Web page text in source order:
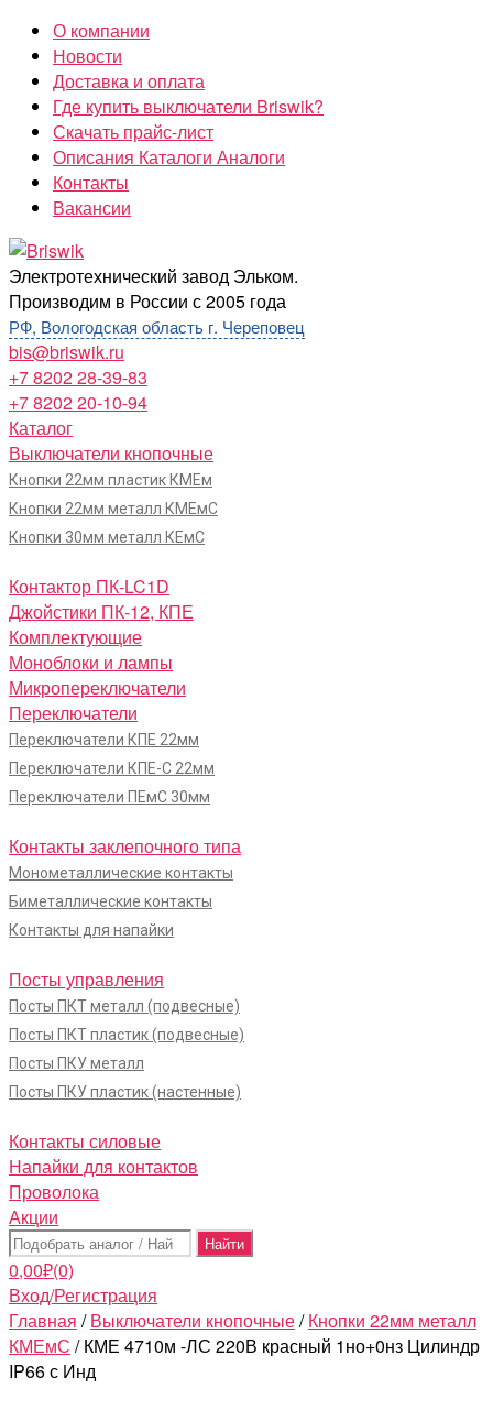
Перейти
содержимому
О компании
Новости
Доставка и оплата
Где купить выключатели Briswik?
Скачать прайс-лист
Описания Каталоги Аналоги
Контакты
Вакансии
Briswik
Электротехнический завод Эльком.
Производим в России с 2005 года
РФ, Вологодская область г. Череповец
bis@briswik.ru
+7 8202 28-39-83
+7 8202 20-10-94
Каталог
Выключатели кнопочные
Кнопки 22мм пластик КМЕм
Кнопки 22мм металл КМЕмС
Кнопки 30мм металл КЕмС
Контактор ПК-LC1D
Джойстики ПК-12, КПЕ
Комплектующие
Моноблоки и лампы
Микропереключатели
Переключатели
Переключатели КПЕ 22мм
Переключатели КПЕ-С 22мм
Переключатели ПЕмС 30мм
Контакты заклепочного типа
Монометаллические контакты
Биметаллические контакты
Контакты для напайки
Посты управления
Посты ПКТ металл (подвесные)
Посты ПКТ пластик (подвесные)
Посты ПКУ металл
Посты ПКУ пластик (настенные)
Контакты силовые
Напайки для контактов
Проволока
Акции
Поиск:
0,00₽(0)
Вход/Регистрация
Главная /Выключатели кнопочные/Кнопки 22мм металл
КМЕмС / КМЕ 4710м -ЛС 220В красный 1но+0нз Цилиндр
IP66 с Инд